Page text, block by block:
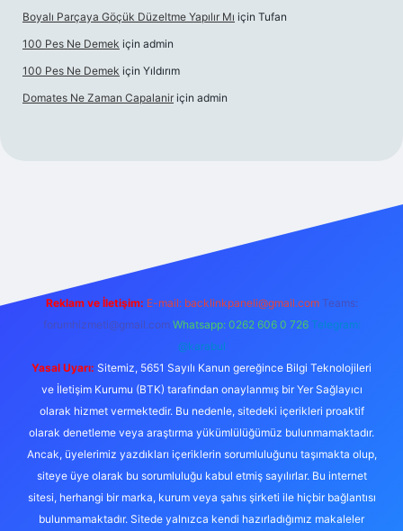
Boyalı Parçaya Göçük Düzeltme Yapılır Mı için Tufan
100 Pes Ne Demek için admin
100 Pes Ne Demek için Yıldırım
Domates Ne Zaman Capalanir için admin
Reklam ve İletişim: E-mail: backlinkpaneli@gmail.com Teams:
forumhizmeti@gmail.com Whatsapp: 0262 606 0 726 Telegram:
@karabul
Yasal Uyarı: Sitemiz, 5651 Sayılı Kanun gereğince Bilgi Teknolojileri
ve İletişim Kurumu (BTK) tarafından onaylanmış bir Yer Sağlayıcı
olarak hizmet vermektedir. Bu nedenle, sitedeki içerikleri proaktif
olarak denetleme veya araştırma yükümlülüğümüz bulunmamaktadır.
Ancak, üyelerimiz yazdıkları içeriklerin sorumluluğunu taşımakta olup,
siteye üye olarak bu sorumluluğu kabul etmiş sayılırlar. Bu internet
sitesi, herhangi bir marka, kurum veya şahıs şirketi ile hiçbir bağlantısı
bulunmamaktadır. Sitede yalnızca kendi hazırladığımız makaleler